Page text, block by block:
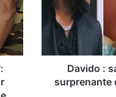
Davido :
surprenante